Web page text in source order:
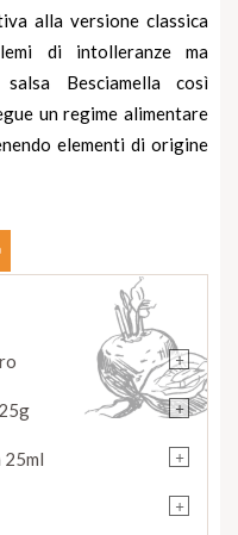
alla versione classica
di intolleranze ma
Besciamella così
un regime alimentare
elementi di origine
+
+
+
+